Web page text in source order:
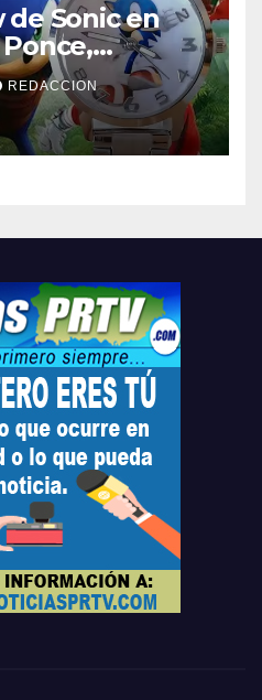
de Sonic en
Ponce,
el que
REDACCION